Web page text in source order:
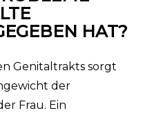
HAT?
Genitaltrakts sorgt
der
Frau. Ein